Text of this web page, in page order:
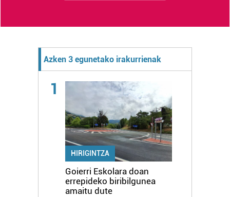
Azken 3 egunetako irakurrienak
1
HIRIGINTZA
Goierri Eskolara doan
errepideko biribilgunea
amaitu dute